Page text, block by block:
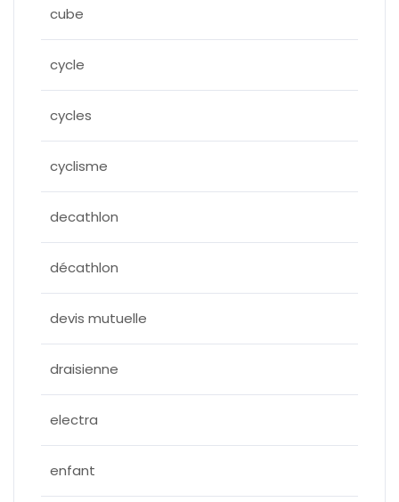
cube
cycle
cycles
cyclisme
decathlon
décathlon
devis mutuelle
draisienne
electra
enfant